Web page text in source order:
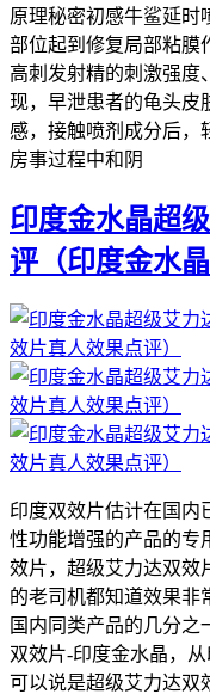
原理秘密初感牛鲨延时
部位起到修复局部粘膜
高刺发射精的刺激强度
现，早泄患者的龟头皮
感，接触喷剂成分后，
房事过程中和阴
印度金水晶超
评（印度金水
印度双效片估计在国内
性功能增强的产品的专
效片，超级艾力达双效
的老司机都知道效果非
国内同类产品的几分之
双效片-印度金水晶，
可以说是超级艾力达双